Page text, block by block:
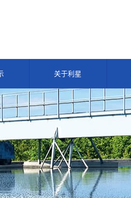
关于利星